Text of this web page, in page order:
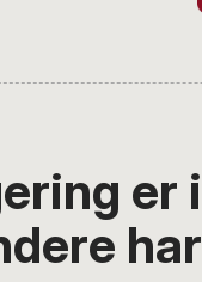
er i
har